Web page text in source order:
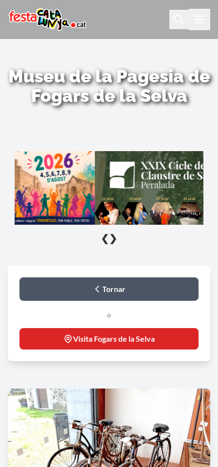
Museu de la Pagesia de
Fogars de la Selva
❮ ❯
Tornar
o
Visita Fogars de la Selva